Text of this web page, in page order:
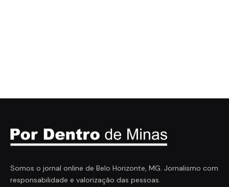
Somos o jornal online de Belo Horizonte, MG. Jornalismo com
responsabilidade e valorização das pessoas.